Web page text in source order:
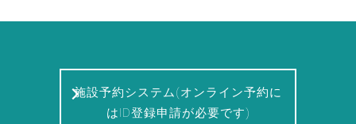
施設予約システム(オンライン予約に
はID登録申請が必要です)